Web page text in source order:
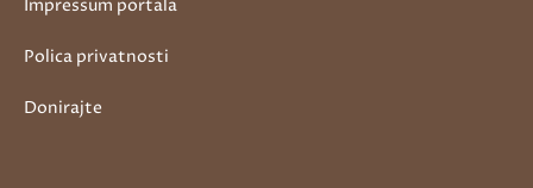
Impressum portala
Polica privatnosti
Donirajte